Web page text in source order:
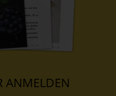
ANMELDEN